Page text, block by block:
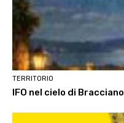
TERRITORIO
IFO nel cielo di Bracciano